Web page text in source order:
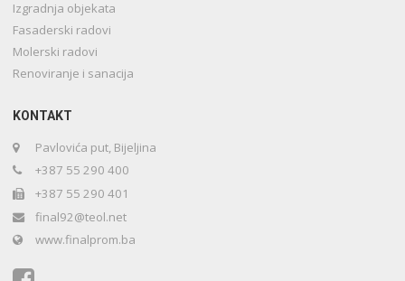
Izgradnja objekata
Fasaderski radovi
Molerski radovi
Renoviranje i sanacija
KONTAKT
Pavlovića put, Bijeljina
+387 55 290 400
+387 55 290 401
final92@teol.net
www.finalprom.ba